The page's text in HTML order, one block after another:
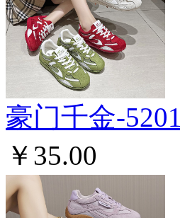
豪门千金-5201
￥35.00